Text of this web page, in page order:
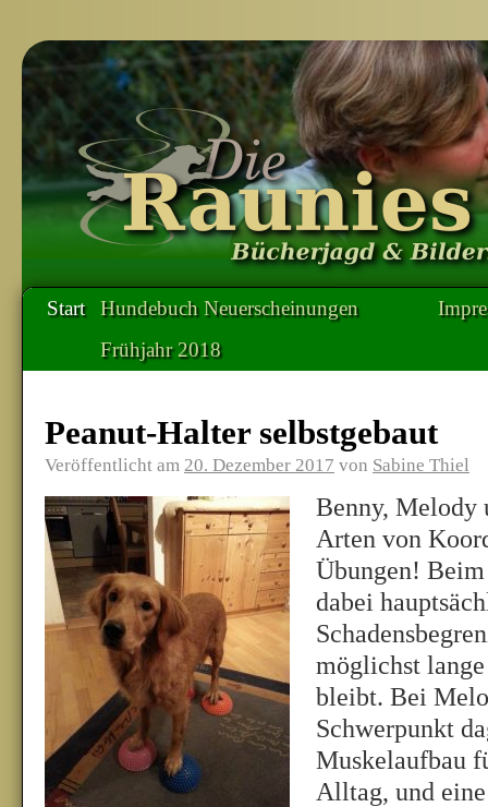
Start
Hundebuch Neuerscheinungen
Frühjahr 2018
Peanut-Halter selbstgebaut
Veröffentlicht am 20. Dezember 2017 von Sabine Thiel
Benny,
Arten von
Übungen!
dabei
möglichst
bleibt. Bei
Schwerpunkt
Muskelaufbau
Alltag, und